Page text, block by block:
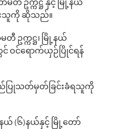
တီ ဥက္ကဋ္ဌ နှင့် မြို့နယ်
းသူကို ဆိုသည်။
ဥက္ကဋ္ဌ၊ မြို့နယ်
ဝင်‌ရောက်ယှဉ်ပြိုင်ရန်
ပြုသတ်မှတ်ခြင်းခံရသူကို
(၆)နယ်နှင့် မြို့တော်